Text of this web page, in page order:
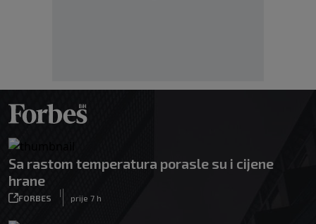
Sa rastom temperatura porasle su i cijene
hrane
FORBES
|
prije 7 h